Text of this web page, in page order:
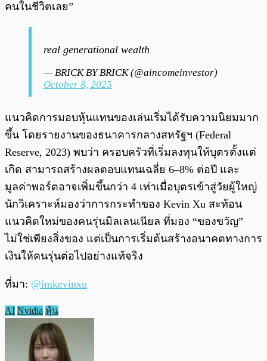
คนในชีวิตเลย”
real generational wealth
— BRICK BY BRICK (@aincomeinvestor)
October 8, 2025
แนวคิดการมอบหุ้นแทนของเล่นเริ่มได้รับความนิยมมาก
ขึ้น โดยรายงานของธนาคารกลางสหรัฐฯ (Federal
Reserve, 2023) พบว่า ครอบครัวที่เริ่มลงทุนให้บุตรตั้งแต่
เกิด สามารถสร้างผลตอบแทนเฉลี่ย 6–8% ต่อปี และ
มูลค่าพอร์ตอาจเพิ่มขึ้นกว่า 4 เท่าเมื่อบุตรเข้าสู่วัยผู้ใหญ่
นักวิเคราะห์มองว่าการกระทำของ Kevin Xu สะท้อน
แนวคิดใหม่ของคนรุ่นมิลเลนเนียล ที่มอง “ของขวัญ”
ไม่ใช่เพียงสิ่งของ แต่เป็นการเริ่มต้นสร้างอนาคตทางการ
เงินให้คนรุ่นต่อไปอย่างแท้จริง
ที่มา: @imkevinxu
AI Nvidia หุ้น